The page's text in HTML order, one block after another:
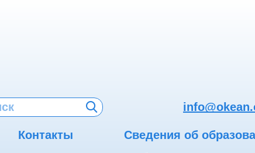
Контакты Сведения об